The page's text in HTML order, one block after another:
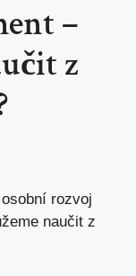
–
z
rozvoj
naučit z